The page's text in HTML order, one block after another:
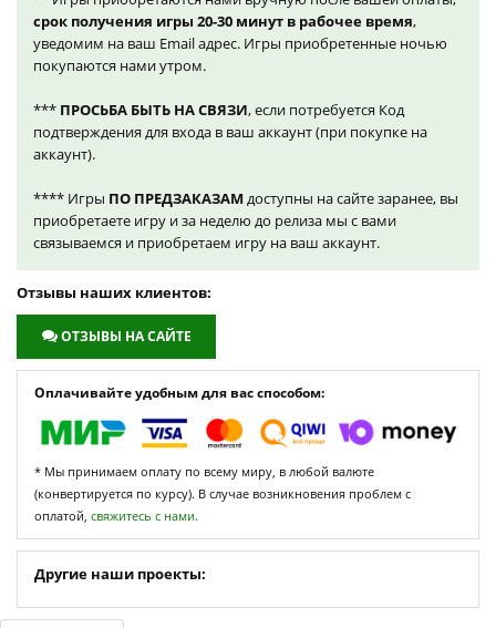
срок получения игры 20-30 минут в рабочее время,
уведомим на ваш Email адрес. Игры приобретенные ночью
покупаются нами утром.
*** ПРОСЬБА БЫТЬ НА СВЯЗИ, если потребуется Код
подтверждения для входа в ваш аккаунт (при покупке на
аккаунт).
**** Игры ПО ПРЕДЗАКАЗАМ доступны на сайте заранее, вы
приобретаете игру и за неделю до релиза мы с вами
связываемся и приобретаем игру на ваш аккаунт.
Отзывы наших клиентов:
ОТЗЫВЫ НА САЙТЕ
Оплачивайте удобным для вас способом:
* Мы принимаем оплату по всему миру, в любой валюте
(конвертируется по курсу). В случае возникновения проблем с
оплатой, свяжитесь с нами.
Другие наши проекты: